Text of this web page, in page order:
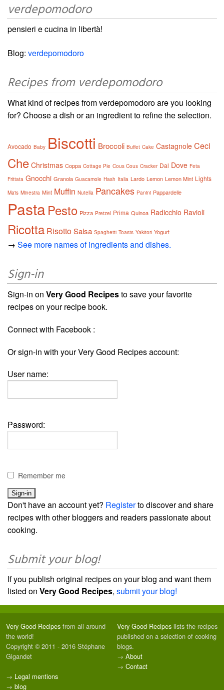
verdepomodoro
pensieri e cucina in libertà!
Blog: verdepomodoro
Recipes from verdepomodoro
What kind of recipes from verdepomodoro are you looking
for? Choose a dish or an ingredient to refine the selection.
Avocado Baby Biscotti Broccoli Buffet Cake Castagnole Ceci
Che Christmas Coppa Cottage Pie Cous Cous Cracker Dal Dove Feta
Frittata Gnocchi Granola Guacamole Hash Italia Lardo Lemon Lemon Mint Lights
Maïs Minestra Mint Muffin Nutella Pancakes Panini Pappardelle
Pasta Pesto Pizza Pretzel Prima Quinoa Radicchio Ravioli
Ricotta RisottoSalsa Spaghetti Toasts Yakitori Yogurt
→ See more names of ingredients and dishes.
Sign-in
Sign-in on Very Good Recipesto save your favorite
recipes on your recipe book.
Connect with Facebook :
Or sign-in with your Very Good Recipes account:
User name:
Password:
Remember me
Don't have an account yet? Registerto discover and share
recipes with other bloggers and readers passionate about
cooking.
Submit your blog!
If you publish original recipes on your blog and want them
listed on Very Good Recipes, submit your blog!
Very Good Recipes from all around
the world!
Copyright © 2011 - 2016 Stéphane
Gigandet
→ Legal mentions
→ blog
Very Good Recipes lists the recipes
published on a selection of cooking
blogs.
→ About
→ Contact